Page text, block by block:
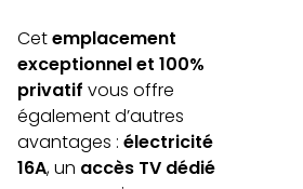
Cetemplacement
exceptionnel et 100%
privatif vous offre
également d’autres
avantages : électricité
16A, un accès TV dédié